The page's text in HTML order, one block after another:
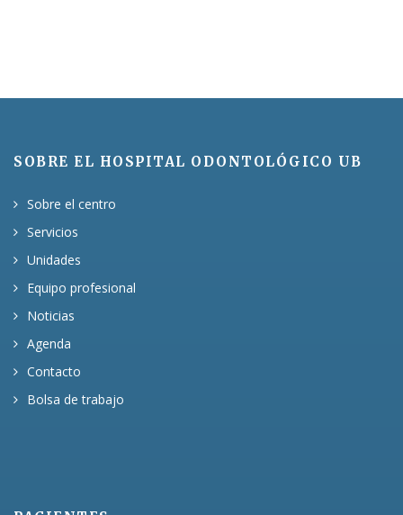
SOBRE EL HOSPITAL ODONTOLÓGICO UB
Sobre el centro
Servicios
Unidades
Equipo profesional
Noticias
Agenda
Contacto
Bolsa de trabajo